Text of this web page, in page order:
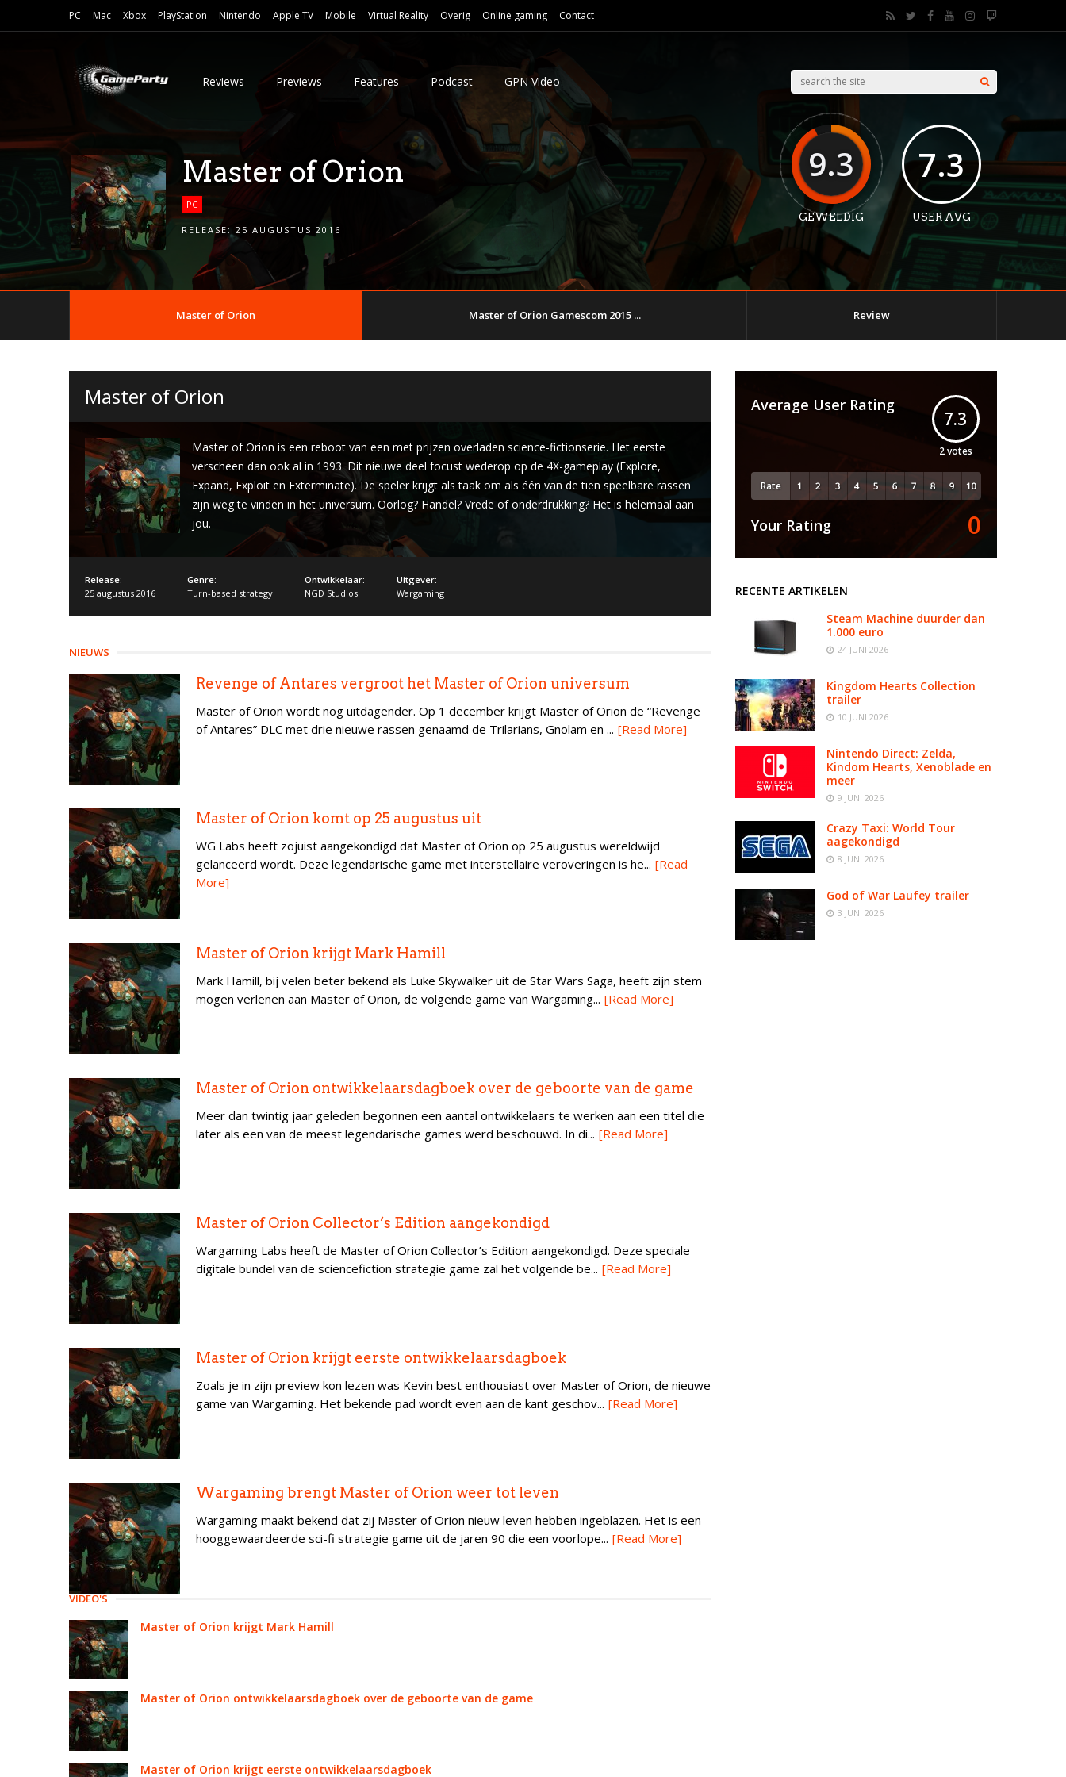
PC Mac Xbox PlayStation Nintendo Apple TV Mobile Virtual Reality Overig Online gaming Contact
Reviews Previews Features Podcast GPN Video
Master of Orion
PC
RELEASE: 25 AUGUSTUS 2016
9.3
GEWELDIG
7.3
USER AVG
Master of Orion Master of Orion Gamescom 2015 ... Review
Master of Orion
Master of Orion is een reboot van een met prijzen overladen science-fictionserie. Het eerste
verscheen dan ook al in 1993. Dit nieuwe deel focust wederop op de 4X-gameplay (Explore,
Expand, Exploit en Exterminate). De speler krijgt als taak om als één van de tien speelbare rassen
zijn weg te vinden in het universum. Oorlog? Handel? Vrede of onderdrukking? Het is helemaal aan
jou.
Release:
25 augustus 2016
Genre:
Turn-based strategy
Ontwikkelaar:
NGD Studios
Uitgever:
Wargaming
NIEUWS
Revenge of Antares vergroot het Master of Orion universum
Master of Orion wordt nog uitdagender. Op 1 december krijgt Master of Orion de “Revenge
of Antares” DLC met drie nieuwe rassen genaamd de Trilarians, Gnolam en ... [Read More]
Master of Orion komt op 25 augustus uit
WG Labs heeft zojuist aangekondigd dat Master of Orion op 25 augustus wereldwijd
gelanceerd wordt. Deze legendarische game met interstellaire veroveringen is he... [Read
More]
Master of Orion krijgt Mark Hamill
Mark Hamill, bij velen beter bekend als Luke Skywalker uit de Star Wars Saga, heeft zijn stem
mogen verlenen aan Master of Orion, de volgende game van Wargaming... [Read More]
Master of Orion ontwikkelaarsdagboek over de geboorte van de game
Meer dan twintig jaar geleden begonnen een aantal ontwikkelaars te werken aan een titel die
later als een van de meest legendarische games werd beschouwd. In di... [Read More]
Master of Orion Collector’s Edition aangekondigd
Wargaming Labs heeft de Master of Orion Collector’s Edition aangekondigd. Deze speciale
digitale bundel van de sciencefiction strategie game zal het volgende be... [Read More]
Master of Orion krijgt eerste ontwikkelaarsdagboek
Zoals je in zijn preview kon lezen was Kevin best enthousiast over Master of Orion, de nieuwe
game van Wargaming. Het bekende pad wordt even aan de kant geschov... [Read More]
Wargaming brengt Master of Orion weer tot leven
Wargaming maakt bekend dat zij Master of Orion nieuw leven hebben ingeblazen. Het is een
hooggewaardeerde sci-fi strategie game uit de jaren 90 die een voorlope... [Read More]
VIDEO'S
Master of Orion krijgt Mark Hamill
Master of Orion ontwikkelaarsdagboek over de geboorte van de game
Master of Orion krijgt eerste ontwikkelaarsdagboek
Average User Rating
7.3
2votes
Rate
Your Rating 0
RECENTE ARTIKELEN
Steam Machine duurder dan
1.000 euro
24 JUNI 2026
Kingdom Hearts Collection
trailer
10 JUNI 2026
Nintendo Direct: Zelda,
Kindom Hearts, Xenoblade en
meer
9 JUNI 2026
Crazy Taxi: World Tour
aagekondigd
8 JUNI 2026
God of War Laufey trailer
3 JUNI 2026